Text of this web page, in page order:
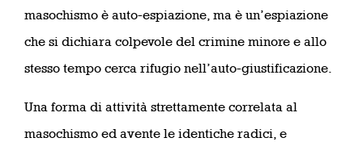
masochismo è auto-espiazione, ma è un’espiazione
che si dichiara colpevole del crimine minore e allo
stesso tempo cerca rifugio nell’auto-giustificazione.
Una forma di attività strettamente correlata al
masochismo ed avente le identiche radici, e